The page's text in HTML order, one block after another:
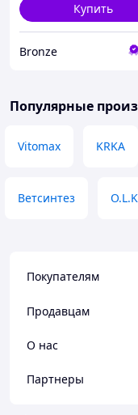
Купить
Bronze
Популярные
Vitomax KRKA
Ветсинтез
Покупателям
Продавцам
О нас
Партнеры